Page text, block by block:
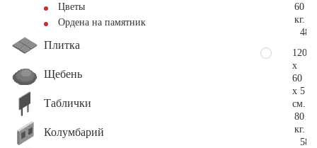
Цветы
Ордена на памятник
Плитка
Щебень
Таблички
Колумбарий
60
кг.
120
x
60
x 5
см.
80
кг.